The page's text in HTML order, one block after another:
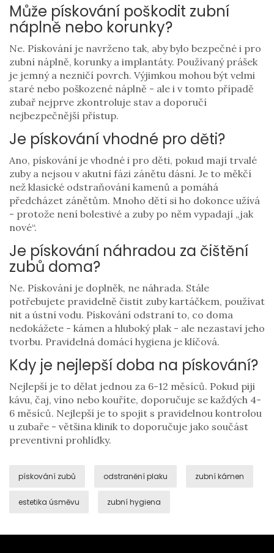
Může pískování poškodit zubní
náplně nebo korunky?
Ne. Pískování je navrženo tak, aby bylo bezpečné i pro
zubní náplně, korunky a implantáty. Používaný prášek
je jemný a nezničí povrch. Výjimkou mohou být velmi
staré nebo poškozené náplně - ale i v tomto případě
zubař nejprve zkontroluje stav a doporučí
nejbezpečnější přístup.
Je pískování vhodné pro děti?
Ano, pískování je vhodné i pro děti, pokud mají trvalé
zuby a nejsou v akutní fázi zánětu dásní. Je to měkčí
než klasické odstraňování kamenů a pomáhá
předcházet zánětům. Mnoho dětí si ho dokonce užívá
- protože není bolestivé a zuby po něm vypadají „jak
nové“.
Je pískování náhradou za čištění
zubů doma?
Ne. Pískování je doplněk, ne náhrada. Stále
potřebujete pravidelně čistit zuby kartáčkem, používat
nit a ústní vodu. Pískování odstraní to, co doma
nedokážete - kámen a hluboký plak - ale nezastaví jeho
tvorbu. Pravidelná domácí hygiena je klíčová.
Kdy je nejlepší doba na pískování?
Nejlepší je to dělat jednou za 6-12 měsíců. Pokud piji
kávu, čaj, víno nebo kouříte, doporučuje se každých 4-
6 měsíců. Nejlepší je to spojit s pravidelnou kontrolou
u zubaře - většina klinik to doporučuje jako součást
preventivní prohlídky.
pískování zubů odstranění plaku zubní kámen
estetika úsměvu zubní hygiena